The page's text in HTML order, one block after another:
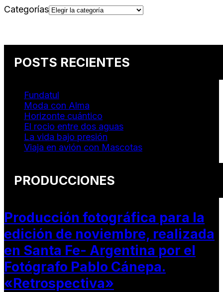
Categorías
POSTS RECIENTES
Fundatul
Moda con Alma
Horizonte cuántico
El rocio entre dos aguas
La vida bajo presión
Viaja en avión con Mascotas
PRODUCCIONES
Producción fotográfica para la
edición de noviembre, realizada
en Santa Fe- Argentina por el
Fotógrafo Pablo Cánepa.
«Retrospectiva»